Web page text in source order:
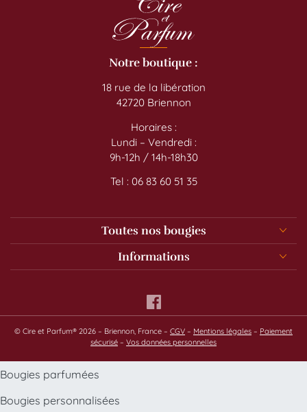
Notre boutique :
18 rue de la libération
42720 Briennon
Horaires :
Lundi – Vendredi :
9h-12h / 14h-18h30
Tel : 06 83 60 51 35
Toutes nos bougies
Informations
© Cire et Parfum® 2026 – Briennon, France – CGV – Mentions légales – Paiement
sécurisé – Vos données personnelles
Bougies parfumées
Bougies personnalisées